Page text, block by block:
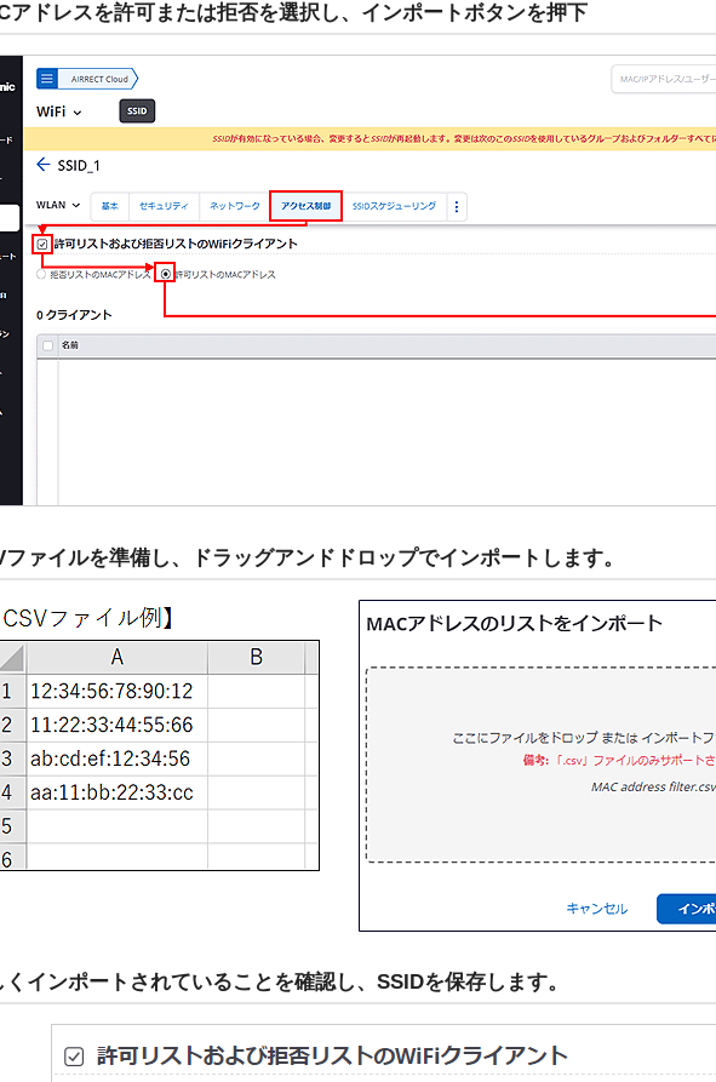
アドレスを許可または拒否を選択し、インポートボタンを押下
ファイルを準備し、ドラッグアンドドロップでインポートします。
インポートされていることを確認し、SSIDを保存します。